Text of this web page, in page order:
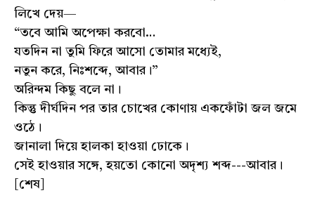
লিখে দেয়—
“তবে আমি অপেক্ষা করবো…
যতদিন না তুমি ফিরে আসো তোমার মধ্যেই,
নতুন করে, নিঃশব্দে, আবার।”
অরিন্দম কিছু বলে না।
কিন্তু দীর্ঘদিন পর তার চোখের কোণায় একফোঁটা জল জমে
ওঠে।
জানালা দিয়ে হালকা হাওয়া ঢোকে।
সেই হাওয়ার সঙ্গে, হয়তো কোনো অদৃশ্য শব্দ---আবার।
[শেষ]